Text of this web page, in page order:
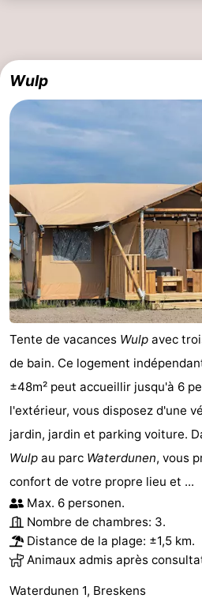
de
Surfen
-
Peche
Sportive
Equitation
Glossopètre
Observation
des
phoques
Boire
et
manger
Événements
Pratiques
Forum
Route
-
Stationnement
Adresses
Médicales
Région
Zeeland
Walcheren
-
Wulp
Tente de vacances Wulp avec
de bain. Ce logement
±48m² peut accueillir jusqu'à 6
l'extérieur, vous disposez d'une
jardin, jardin et parking voiture.
Wulp au parc Waterdunen, vous
confort de votre propre lieu et ...
Max. 6 personen.
Nombre de chambres: 3.
Distance de la plage: ±1,5 km.
Animaux admis après
Waterdunen 1, Breskens